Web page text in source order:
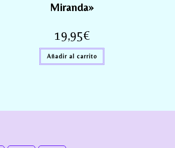
Miranda»
19,95€
Añadir al carrito